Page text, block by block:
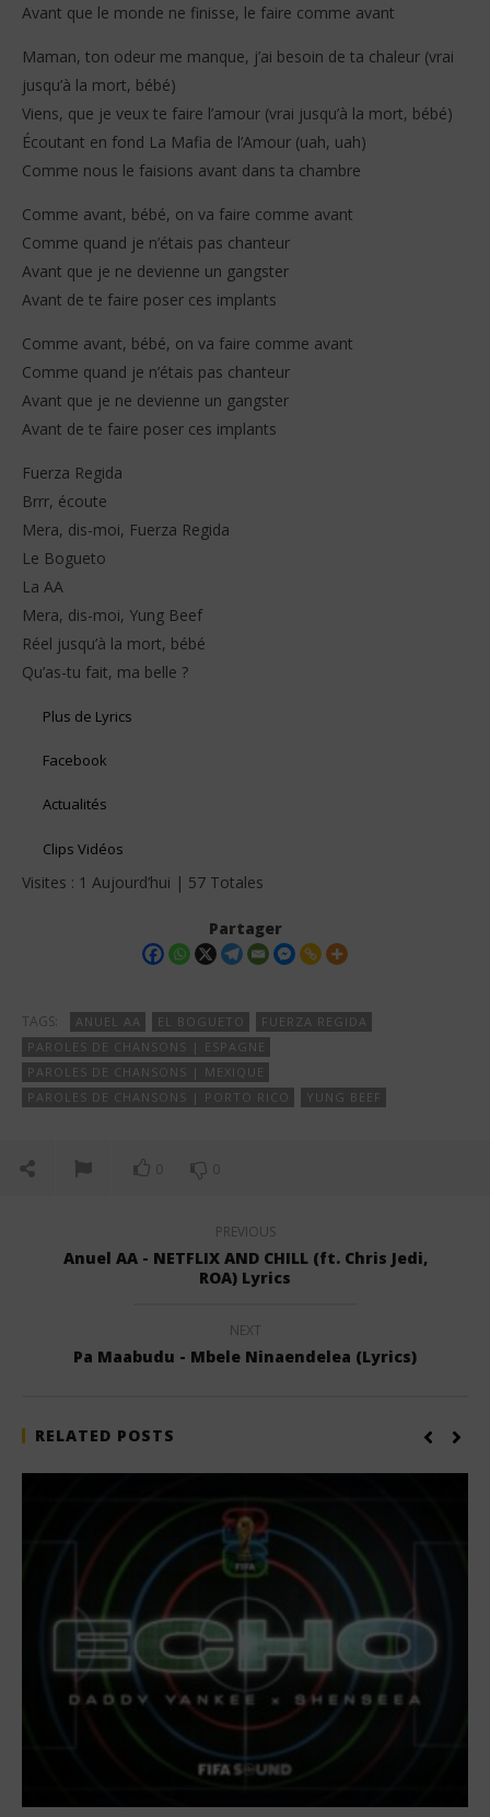
Avant que le monde ne finisse, le faire comme avant
Maman, ton odeur me manque, j’ai besoin de ta chaleur (vrai
jusqu’à la mort, bébé)
Viens, que je veux te faire l’amour (vrai jusqu’à la mort, bébé)
Écoutant en fond La Mafia de l’Amour (uah, uah)
Comme nous le faisions avant dans ta chambre
Comme avant, bébé, on va faire comme avant
Comme quand je n’étais pas chanteur
Avant que je ne devienne un gangster
Avant de te faire poser ces implants
Comme avant, bébé, on va faire comme avant
Comme quand je n’étais pas chanteur
Avant que je ne devienne un gangster
Avant de te faire poser ces implants
Fuerza Regida
Brrr, écoute
Mera, dis-moi, Fuerza Regida
Le Bogueto
La AA
Mera, dis-moi, Yung Beef
Réel jusqu’à la mort, bébé
Qu’as-tu fait, ma belle ?
Plus de Lyrics
Facebook
Actualités
Clips Vidéos
Visites : 1 Aujourd’hui | 57 Totales
Partager
TAGS: ANUEL AA EL BOGUETO
FUERZA REGIDA
PAROLES DE CHANSONS | ESPAGNE
PAROLES DE CHANSONS | MEXIQUE
PAROLES DE CHANSONS | PORTO RICO
YUNG BEEF
0 0
PREVIOUS
Anuel AA - NETFLIX AND CHILL (ft. Chris Jedi,
ROA) Lyrics
NEXT
Pa Maabudu - Mbele Ninaendelea (Lyrics)
RELATED POSTS